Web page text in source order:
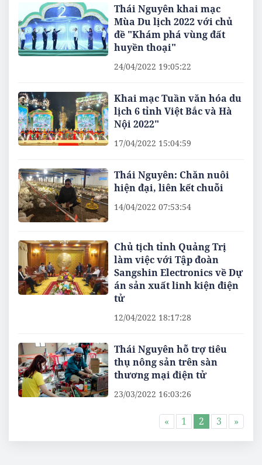
Thái Nguyên khai mạc
Mùa Du lịch 2022 với chủ
đề "Khám phá vùng đất
huyền thoại"
24/04/2022 19:05:22
Khai mạc Tuần văn hóa du
lịch 6 tỉnh Việt Bắc và Hà
Nội 2022"
17/04/2022 15:04:59
Thái Nguyên: Chăn nuôi
hiện đại, liên kết chuỗi
14/04/2022 07:53:54
Chủ tịch tỉnh Quảng Trị
làm việc với Tập đoàn
Sangshin Electronics về Dự
án sản xuất linh kiện điện
tử
12/04/2022 18:17:28
Thái Nguyên hỗ trợ tiêu
thụ nông sản trên sàn
thương mại điện tử
23/03/2022 16:03:26
« 1 2 3 »